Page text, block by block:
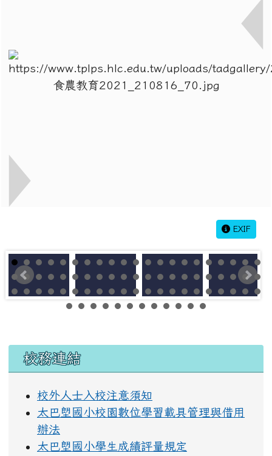
EXIF
左邊區域內容
校務連結
校外人士入校注意須知
太巴塱國小校園數位學習載具管理與借用
辦法
太巴塱國小學生成績評量規定